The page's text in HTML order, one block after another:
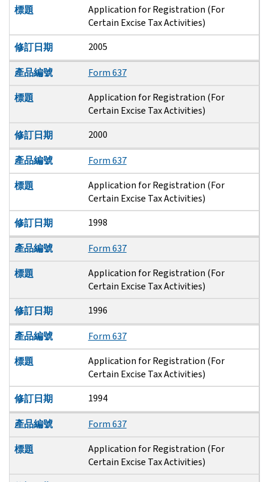
標題
Application for Registration (For
Certain Excise Tax Activities)
修訂日期
2005
產品編號
Form 637
標題
Application for Registration (For
Certain Excise Tax Activities)
修訂日期
2000
產品編號
Form 637
標題
Application for Registration (For
Certain Excise Tax Activities)
修訂日期
1998
產品編號
Form 637
標題
Application for Registration (For
Certain Excise Tax Activities)
修訂日期
1996
產品編號
Form 637
標題
Application for Registration (For
Certain Excise Tax Activities)
修訂日期
1994
產品編號
Form 637
標題
Application for Registration (For
Certain Excise Tax Activities)